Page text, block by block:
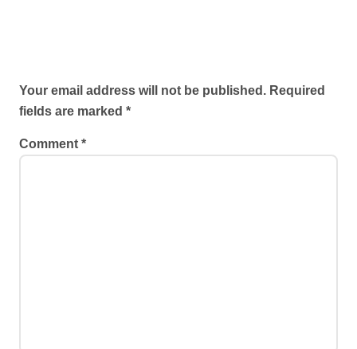
Your email address will not be published. Required
fields are marked *
Comment *